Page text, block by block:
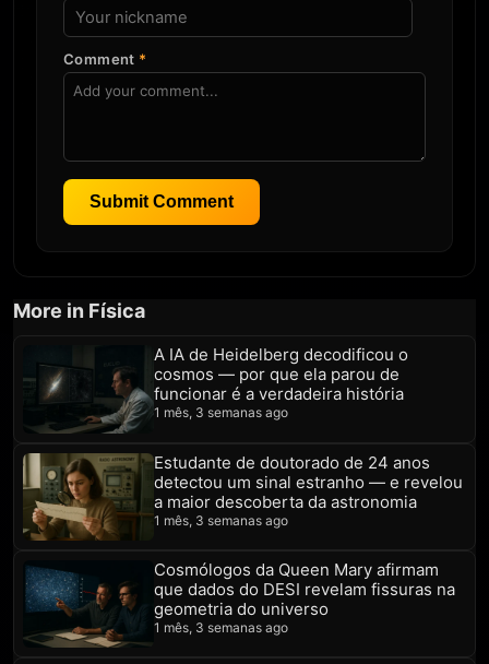
Comment *
Submit Comment
More in Física
A IA de Heidelberg decodificou o
cosmos — por que ela parou de
funcionar é a verdadeira história
1 mês, 3 semanas ago
Estudante de doutorado de 24 anos
detectou um sinal estranho — e revelou
a maior descoberta da astronomia
1 mês, 3 semanas ago
Cosmólogos da Queen Mary afirmam
que dados do DESI revelam fissuras na
geometria do universo
1 mês, 3 semanas ago